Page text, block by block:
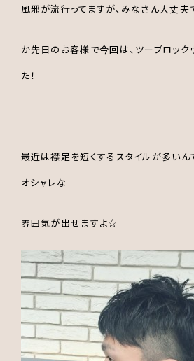
風邪が流行ってますが、みなさん大丈夫
か先日のお客様で今回は、ツーブロック
た！
最近は襟足を短くするスタイルが多いん
オシャレな
雰囲気が出せますよ☆